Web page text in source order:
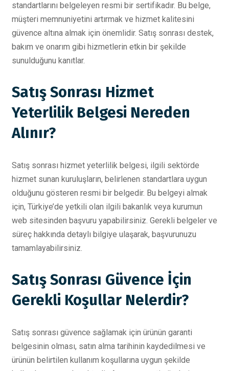
standartlarını belgeleyen resmi bir sertifikadır. Bu belge,
müşteri memnuniyetini artırmak ve hizmet kalitesini
güvence altına almak için önemlidir. Satış sonrası destek,
bakım ve onarım gibi hizmetlerin etkin bir şekilde
sunulduğunu kanıtlar.
Satış Sonrası Hizmet
Yeterlilik Belgesi Nereden
Alınır?
Satış sonrası hizmet yeterlilik belgesi, ilgili sektörde
hizmet sunan kuruluşların, belirlenen standartlara uygun
olduğunu gösteren resmi bir belgedir. Bu belgeyi almak
için, Türkiye’de yetkili olan ilgili bakanlık veya kurumun
web sitesinden başvuru yapabilirsiniz. Gerekli belgeler ve
süreç hakkında detaylı bilgiye ulaşarak, başvurunuzu
tamamlayabilirsiniz.
Satış Sonrası Güvence İçin
Gerekli Koşullar Nelerdir?
Satış sonrası güvence sağlamak için ürünün garanti
belgesinin olması, satın alma tarihinin kaydedilmesi ve
ürünün belirtilen kullanım koşullarına uygun şekilde